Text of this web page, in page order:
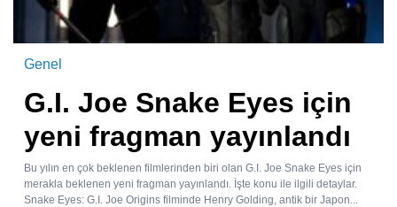
Genel
G.I. Joe Snake Eyes için
yeni fragman yayınlandı
Bu yılın en çok beklenen filmlerinden biri olan G.I. Joe Snake Eyes için
merakla beklenen yeni fragman yayınlandı. İşte konu ile ilgili detaylar.
Snake Eyes: G.I. Joe Origins filminde Henry Golding, antik bir Japon...